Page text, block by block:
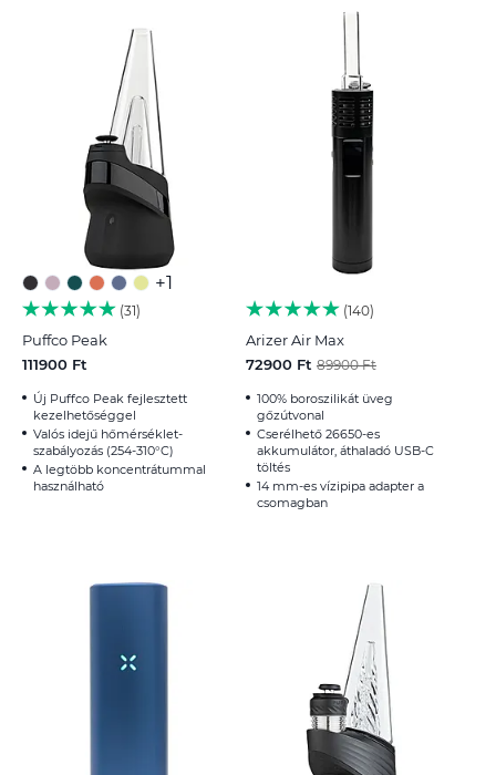
+1
31
Puffco Peak
111900 Ft
Új Puffco Peak fejlesztett
kezelhetőséggel
Valós idejű hőmérséklet-
szabályozás (254-310°C)
A legtöbb koncentrátummal
használható
140
Arizer Air Max
72900 Ft 89900 Ft
100% boroszilikát üveg
gőzútvonal
Cserélhető 26650-es
akkumulátor, áthaladó USB-C
töltés
14 mm-es vízipipa adapter a
csomagban